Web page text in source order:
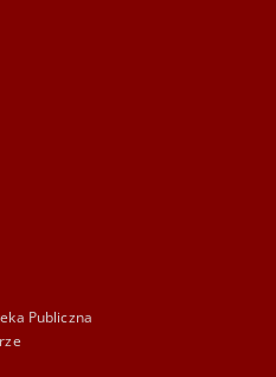
Publiczna